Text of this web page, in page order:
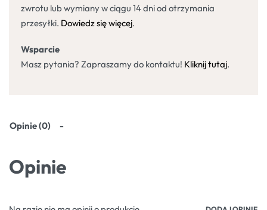
zwrotu lub wymiany w ciągu 14 dni od otrzymania
przesyłki. Dowiedz się więcej.
Wsparcie
Masz pytania? Zapraszamy do kontaktu! Kliknij tutaj.
Opinie (0)
Opinie